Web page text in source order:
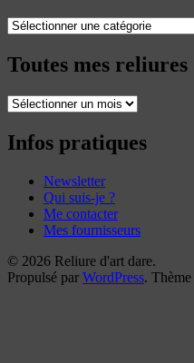
Catégories
Toutes mes reliures
Toutes
reliures
Infos pratiques
Newsletter
Qui suis-je ?
Me contacter
Mes fournisseurs
© 2026 Reliure d'art dare.
Propulsé par WordPress. Thème